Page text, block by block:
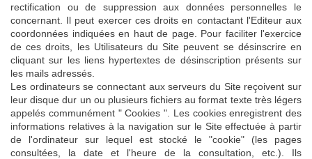
rectification ou de suppression aux données personnelles le
concernant. Il peut exercer ces droits en contactant l'Editeur aux
coordonnées indiquées en haut de page. Pour faciliter l'exercice
de ces droits, les Utilisateurs du Site peuvent se désinscrire en
cliquant sur les liens hypertextes de désinscription présents sur
les mails adressés.
Les ordinateurs se connectant aux serveurs du Site reçoivent sur
leur disque dur un ou plusieurs fichiers au format texte très légers
appelés communément " Cookies ". Les cookies enregistrent des
informations relatives à la navigation sur le Site effectuée à partir
de l'ordinateur sur lequel est stocké le "cookie" (les pages
consultées, la date et l'heure de la consultation, etc.). Ils